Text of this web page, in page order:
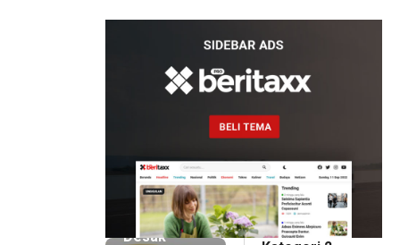
15 jam lalu
SMSI Eks
Karesidenan
Pati
Desak